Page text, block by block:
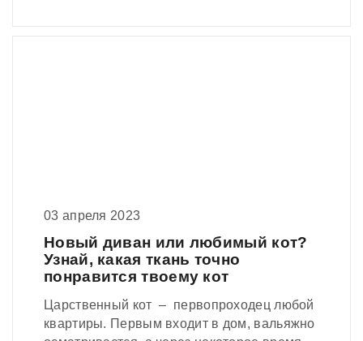
03 апреля 2023
Новый диван или любимый кот?
Узнай, какая ткань точно
понравится твоему кот
Царственный кот – первопроходец любой
квартиры. Первым входит в дом, вальяжно